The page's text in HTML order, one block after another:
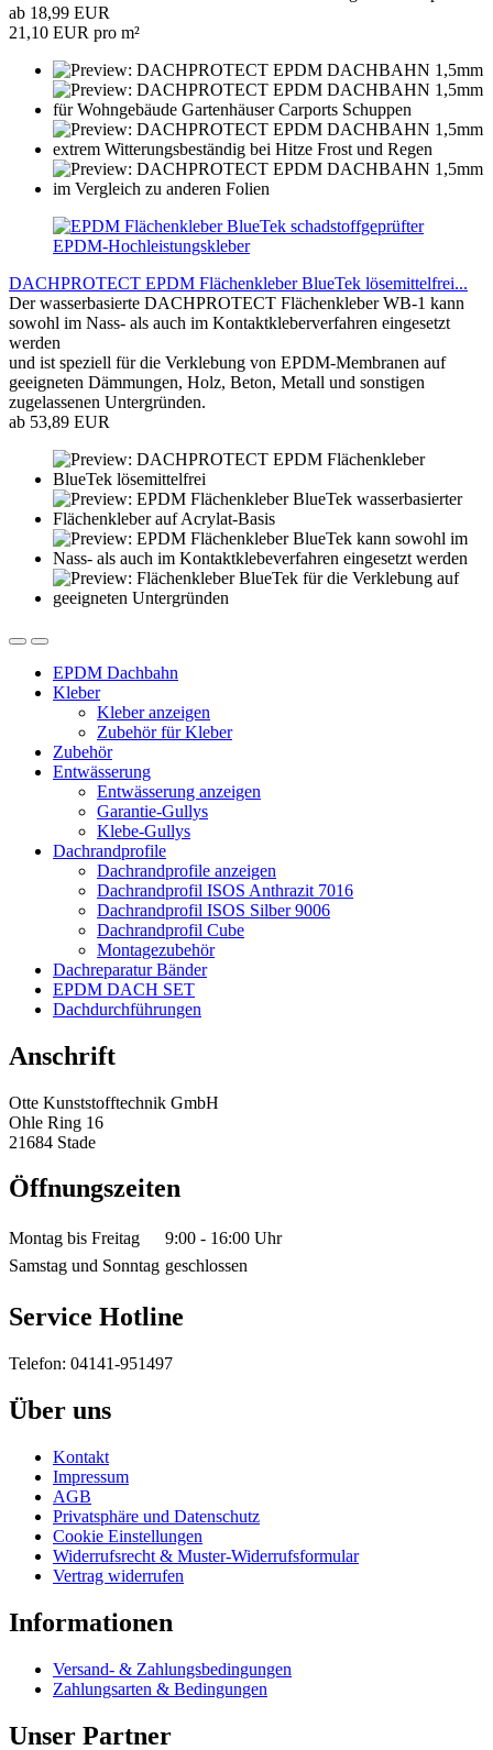
ab 18,99 EUR
21,10 EUR pro m²
DACHPROTECT EPDM Flächenkleber BlueTek lösemittelfrei...
Der wasserbasierte DACHPROTECT Flächenkleber WB-1 kann
sowohl im Nass- als auch im Kontaktkleberverfahren eingesetzt
werden
und ist speziell für die Verklebung von EPDM-Membranen auf
geeigneten Dämmungen, Holz, Beton, Metall und sonstigen
zugelassenen Untergründen.
ab 53,89 EUR
EPDM Dachbahn
Kleber
Kleber anzeigen
Zubehör für Kleber
Zubehör
Entwässerung
Entwässerung anzeigen
Garantie-Gullys
Klebe-Gullys
Dachrandprofile
Dachrandprofile anzeigen
Dachrandprofil ISOS Anthrazit 7016
Dachrandprofil ISOS Silber 9006
Dachrandprofil Cube
Montagezubehör
Dachreparatur Bänder
EPDM DACH SET
Dachdurchführungen
Anschrift
Otte Kunststofftechnik GmbH
Ohle Ring 16
21684 Stade
Öffnungszeiten
Montag bis Freitag
9:00 - 16:00 Uhr
Samstag und Sonntag geschlossen
Service Hotline
Telefon: 04141-951497
Über uns
Kontakt
Impressum
AGB
Privatsphäre und Datenschutz
Cookie Einstellungen
Widerrufsrecht & Muster-Widerrufsformular
Vertrag widerrufen
Informationen
Versand- & Zahlungsbedingungen
Zahlungsarten & Bedingungen
Unser Partner